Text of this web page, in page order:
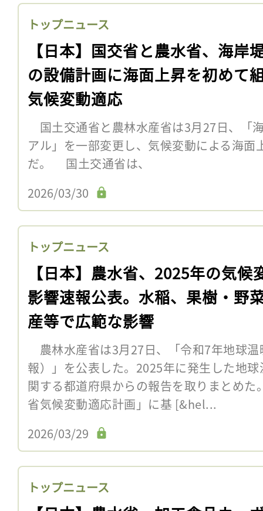
トップニュース
【日本】国交省と農水省、海岸
の設備計画に海面上昇を初めて
気候変動適応
国土交通省と農林水産省は3月27日、「
アル」を一部変更し、気候変動による海
だ。 国土交通省は、
2026/03/30
トップニュース
【日本】農水省、2025年の気候
影響速報公表。水稲、果樹・野
産等で広範な影響
農林水産省は3月27日、「令和7年地球
報）」を公表した。2025年に発生した地
関する都道府県からの報告を取りまとめ
省気候変動適応計画」に基 [&hel...
2026/03/29
トップニュース